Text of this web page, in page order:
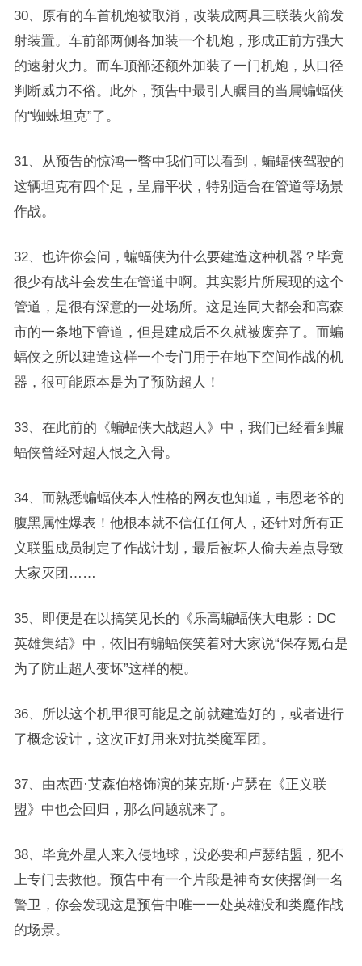
30、原有的车首机炮被取消，改装成两具三联装火箭发
射装置。车前部两侧各加装一个机炮，形成正前方强大
的速射火力。而车顶部还额外加装了一门机炮，从口径
判断威力不俗。此外，预告中最引人瞩目的当属蝙蝠侠
的“蜘蛛坦克”了。
31、从预告的惊鸿一瞥中我们可以看到，蝙蝠侠驾驶的
这辆坦克有四个足，呈扁平状，特别适合在管道等场景
作战。
32、也许你会问，蝙蝠侠为什么要建造这种机器？毕竟
很少有战斗会发生在管道中啊。其实影片所展现的这个
管道，是很有深意的一处场所。这是连同大都会和高森
市的一条地下管道，但是建成后不久就被废弃了。而蝙
蝠侠之所以建造这样一个专门用于在地下空间作战的机
器，很可能原本是为了预防超人！
33、在此前的《蝙蝠侠大战超人》中，我们已经看到蝙
蝠侠曾经对超人恨之入骨。
34、而熟悉蝙蝠侠本人性格的网友也知道，韦恩老爷的
腹黑属性爆表！他根本就不信任任何人，还针对所有正
义联盟成员制定了作战计划，最后被坏人偷去差点导致
大家灭团……
35、即便是在以搞笑见长的《乐高蝙蝠侠大电影：DC
英雄集结》中，依旧有蝙蝠侠笑着对大家说“保存氪石是
为了防止超人变坏”这样的梗。
36、所以这个机甲很可能是之前就建造好的，或者进行
了概念设计，这次正好用来对抗类魔军团。
37、由杰西·艾森伯格饰演的莱克斯·卢瑟在《正义联
盟》中也会回归，那么问题就来了。
38、毕竟外星人来入侵地球，没必要和卢瑟结盟，犯不
上专门去救他。预告中有一个片段是神奇女侠撂倒一名
警卫，你会发现这是预告中唯一一处英雄没和类魔作战
的场景。